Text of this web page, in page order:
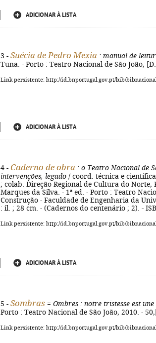
ADICIONAR À LISTA
3 - Suécia de Pedro Mexia : manual de
Tuna. - Porto : Teatro Nacional de São João,
Link persistente: http://id.bnportugal.gov.pt/bib/
ADICIONAR À LISTA
4 - Caderno de obra : o Teatro Nacional de
intervenções, legado / coord. técnica e
; colab. Direção Regional de Cultura do
Marques da Silva. - 1ª ed. - Porto : Teatro
Construção - Faculdade de Engenharia da
: il. ; 28 cm. - (Cadernos do centenário ; 2). -
Link persistente: http://id.bnportugal.gov.pt/bib/
ADICIONAR À LISTA
5 - Sombras = Ombres : notre tristesse est
Porto : Teatro Nacional de São João, 2010. -
Link persistente: http://id.bnportugal.gov.pt/bib/